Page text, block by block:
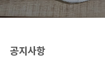
공지사항